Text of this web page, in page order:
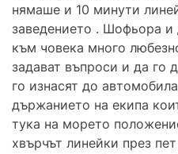
нямаше и 10 минути
заведението . Шофьора и
към човека много
задават въпроси и да го
го изнасят до
държанието на екипа
тука на морето
хвърчът линейки през